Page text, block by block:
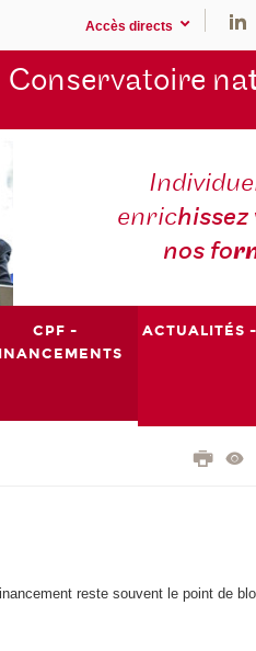
Accès directs
Conservatoire na
enrichissez
nos fo
CPF -
ACTUALITÉS
reste souvent le point de